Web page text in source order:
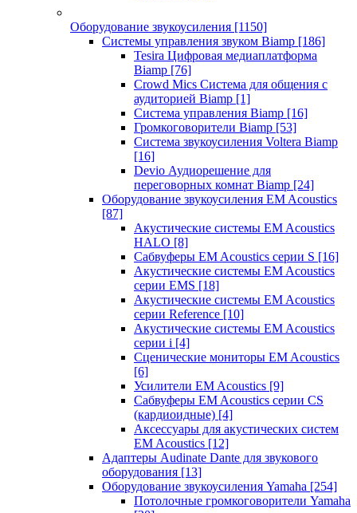
Оборудование звукоусиления [1150]
Системы управления звуком Biamp [186]
Tesira Цифровая медиаплатформа
Biamp [76]
Crowd Mics Система для общения с
аудиторией Biamp [1]
Система управления Biamp [16]
Громкоговорители Biamp [53]
Система звукоусиления Voltera Biamp
[16]
Devio Аудиорешение для
переговорных комнат Biamp [24]
Оборудование звукоусиления EM Acoustics
[87]
Акустические системы EM Acoustics
HALO [8]
Сабвуферы EM Acoustics серии S [16]
Акустические системы EM Acoustics
серии EMS [18]
Акустические системы EM Acoustics
серии Reference [10]
Акустические системы EM Acoustics
серии i [4]
Сценические мониторы EM Acoustics
[6]
Усилители EM Acoustics [9]
Сабвуферы EM Acoustics серии CS
(кардиоидные) [4]
Аксессуары для акустических систем
EM Acoustics [12]
Адаптеры Audinate Dante для звукового
оборудования [13]
Оборудование звукоусиления Yamaha [254]
Потолочные громкоговорители Yamaha